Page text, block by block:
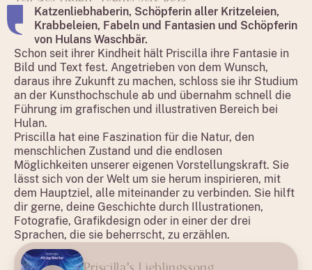
Katzenliebhaberin, Schöpferin aller Kritzeleien,
Krabbeleien, Fabeln und Fantasien und Schöpferin
von Hulans Waschbär.
Schon seit ihrer Kindheit hält Priscilla ihre Fantasie in
Bild und Text fest. Angetrieben von dem Wunsch,
daraus ihre Zukunft zu machen, schloss sie ihr Studium
an der Kunsthochschule ab und übernahm schnell die
Führung im grafischen und illustrativen Bereich bei
Hulan.
Priscilla hat eine Faszination für die Natur, den
menschlichen Zustand und die endlosen
Möglichkeiten unserer eigenen Vorstellungskraft. Sie
lässt sich von der Welt um sie herum inspirieren, mit
dem Hauptziel, alle miteinander zu verbinden. Sie hilft
dir gerne, deine Geschichte durch Illustrationen,
Fotografie, Grafikdesign oder in einer der drei
Sprachen, die sie beherrscht, zu erzählen.